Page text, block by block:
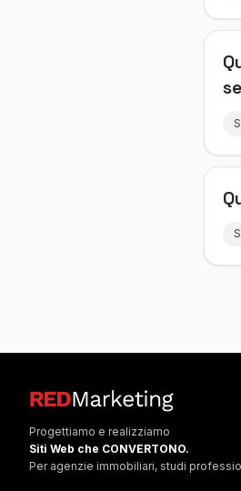
Progettiamo e realizziamo
Siti Web che CONVERTONO.
Per agenzie immobiliari, studi